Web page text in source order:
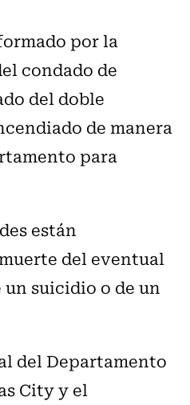
por la
condado de
del doble
de manera
para
están
del eventual
suicidio o de un
del Departamento
City y el